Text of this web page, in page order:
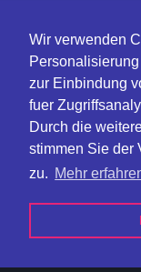
Wir verwenden
zur Einbindung
fuer
Durch die
stimmen Sie der
zu. Mehr